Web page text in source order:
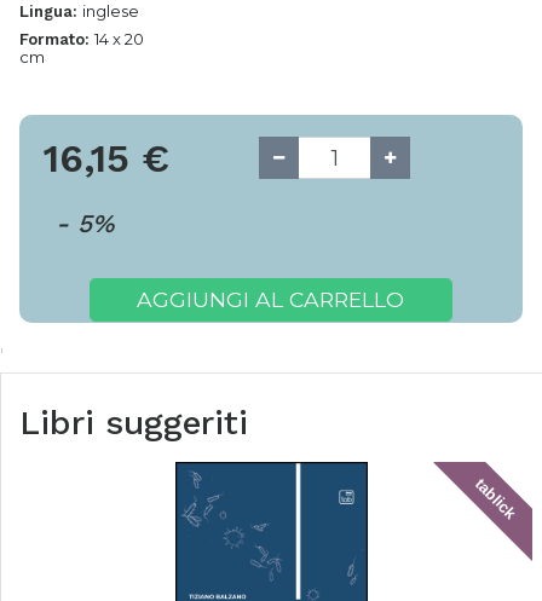
Lingua: inglese
Formato: 14 x 20
cm
16,15 €
- 5%
AGGIUNGI AL CARRELLO
Libri suggeriti
tablick